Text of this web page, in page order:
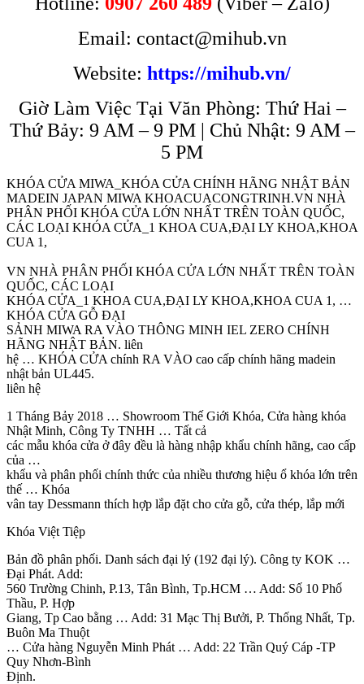
Email: contact@mihub.vn
Website: https://mihub.vn/
Giờ Làm Việc Tại Văn Phòng: Thứ Hai –
Thứ Bảy: 9 AM – 9 PM | Chủ Nhật: 9 AM –
5 PM
KHÓA CỬA MIWA_KHÓA CỬA CHÍNH HÃNG NHẬT BẢN
MADEIN JAPAN MIWA KHOACUACONGTRINH.VN NHÀ
PHÂN PHỐI KHÓA CỬA LỚN NHẤT TRÊN TOÀN QUỐC,
CÁC LOẠI KHÓA CỬA_1 KHOA CUA,ĐẠI LY KHOA,KHOA
CUA 1,
VN NHÀ PHÂN PHỐI KHÓA CỬA LỚN NHẤT TRÊN TOÀN
QUỐC, CÁC LOẠI
KHÓA CỬA_1 KHOA CUA,ĐẠI LY KHOA,KHOA CUA 1, …
KHÓA CỬA GỖ ĐẠI
SẢNH MIWA RA VÀO THÔNG MINH IEL ZERO CHÍNH
HÃNG NHẬT BẢN. liên
hệ … KHÓA CỬA chính RA VÀO cao cấp chính hãng madein
nhật bản UL445.
liên hệ
1 Tháng Bảy 2018 … Showroom Thế Giới Khóa, Cửa hàng khóa
Nhật Minh, Công Ty TNHH … Tất cả
các mẫu khóa cửa ở đây đều là hàng nhập khẩu chính hãng, cao cấp
của …
khẩu và phân phối chính thức của nhiều thương hiệu ổ khóa lớn trên
thế … Khóa
vân tay Dessmann thích hợp lắp đặt cho cửa gỗ, cửa thép, lắp mới
Khóa Việt Tiệp
Bản đồ phân phối. Danh sách đại lý (192 đại lý). Công ty KOK …
Đại Phát. Add:
560 Trường Chinh, P.13, Tân Bình, Tp.HCM … Add: Số 10 Phố
Thầu, P. Hợp
Giang, Tp Cao bằng … Add: 31 Mạc Thị Bưởi, P. Thống Nhất, Tp.
Buôn Ma Thuột
… Cửa hàng Nguyễn Minh Phát … Add: 22 Trần Quý Cáp -TP
Quy Nhơn-Bình
Định.